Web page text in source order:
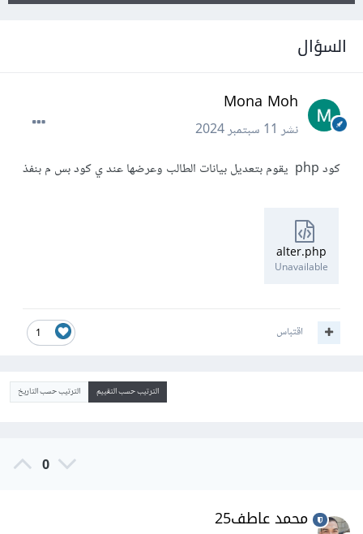
السؤال
Mona Moh
نشر11 سبتمبر 2024
كود php يقوم بتعديل بيانات الطالب وعرضها عند ي كود بس م بنفذ
alter.php
Unavailable
1 اقتباس
الترتيب حسب التقييم الترتيب حسب التاريخ
0
محمد عاطف25